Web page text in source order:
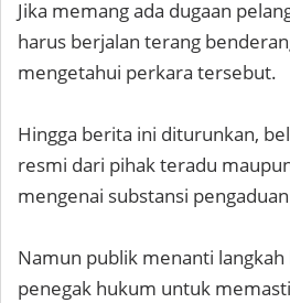
Jika memang ada dugaan
harus berjalan terang
mengetahui perkara tersebut.
Hingga berita ini diturunkan,
resmi dari pihak teradu
mengenai substansi
Namun publik menanti
penegak hukum untuk